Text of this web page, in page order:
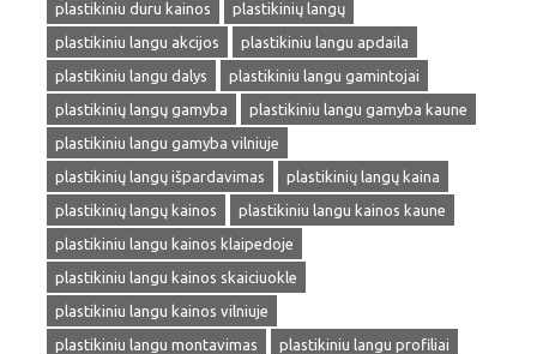
plastikiniu duru kainos
plastikinių langų
plastikiniu langu akcijos
plastikiniu langu apdaila
plastikiniu langu dalys
plastikiniu langu gamintojai
plastikinių langų gamyba
plastikiniu langu gamyba kaune
plastikiniu langu gamyba vilniuje
plastikinių langų išpardavimas
plastikinių langų kaina
plastikinių langų kainos
plastikiniu langu kainos kaune
plastikiniu langu kainos klaipedoje
plastikiniu langu kainos skaiciuokle
plastikiniu langu kainos vilniuje
plastikiniu langu montavimas
plastikiniu langu profiliai